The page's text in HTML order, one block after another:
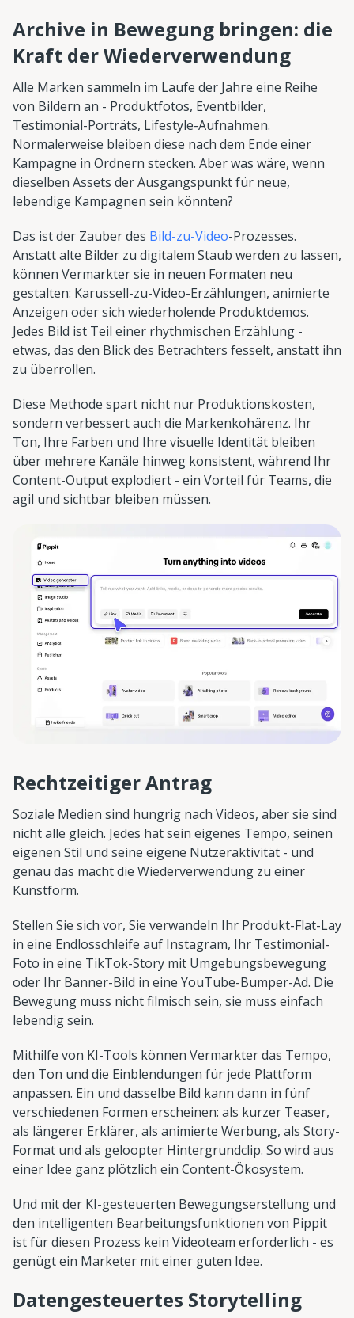
Archive in Bewegung bringen: die
Kraft der Wiederverwendung
Alle Marken sammeln im Laufe der Jahre eine Reihe
von Bildern an - Produktfotos, Eventbilder,
Testimonial-Porträts, Lifestyle-Aufnahmen.
Normalerweise bleiben diese nach dem Ende einer
Kampagne in Ordnern stecken. Aber was wäre, wenn
dieselben Assets der Ausgangspunkt für neue,
lebendige Kampagnen sein könnten?
Das ist der Zauber des Bild-zu-Video-Prozesses.
Anstatt alte Bilder zu digitalem Staub werden zu lassen,
können Vermarkter sie in neuen Formaten neu
gestalten: Karussell-zu-Video-Erzählungen, animierte
Anzeigen oder sich wiederholende Produktdemos.
Jedes Bild ist Teil einer rhythmischen Erzählung -
etwas, das den Blick des Betrachters fesselt, anstatt ihn
zu überrollen.
Diese Methode spart nicht nur Produktionskosten,
sondern verbessert auch die Markenkohärenz. Ihr
Ton, Ihre Farben und Ihre visuelle Identität bleiben
über mehrere Kanäle hinweg konsistent, während Ihr
Content-Output explodiert - ein Vorteil für Teams, die
agil und sichtbar bleiben müssen.
Rechtzeitiger Antrag
Soziale Medien sind hungrig nach Videos, aber sie sind
nicht alle gleich. Jedes hat sein eigenes Tempo, seinen
eigenen Stil und seine eigene Nutzeraktivität - und
genau das macht die Wiederverwendung zu einer
Kunstform.
Stellen Sie sich vor, Sie verwandeln Ihr Produkt-Flat-Lay
in eine Endlosschleife auf Instagram, Ihr Testimonial-
Foto in eine TikTok-Story mit Umgebungsbewegung
oder Ihr Banner-Bild in eine YouTube-Bumper-Ad. Die
Bewegung muss nicht filmisch sein, sie muss einfach
lebendig sein.
Mithilfe von KI-Tools können Vermarkter das Tempo,
den Ton und die Einblendungen für jede Plattform
anpassen. Ein und dasselbe Bild kann dann in fünf
verschiedenen Formen erscheinen: als kurzer Teaser,
als längerer Erklärer, als animierte Werbung, als Story-
Format und als geloopter Hintergrundclip. So wird aus
einer Idee ganz plötzlich ein Content-Ökosystem.
Und mit der KI-gesteuerten Bewegungserstellung und
den intelligenten Bearbeitungsfunktionen von Pippit
ist für diesen Prozess kein Videoteam erforderlich - es
genügt ein Marketer mit einer guten Idee.
Datengesteuertes Storytelling